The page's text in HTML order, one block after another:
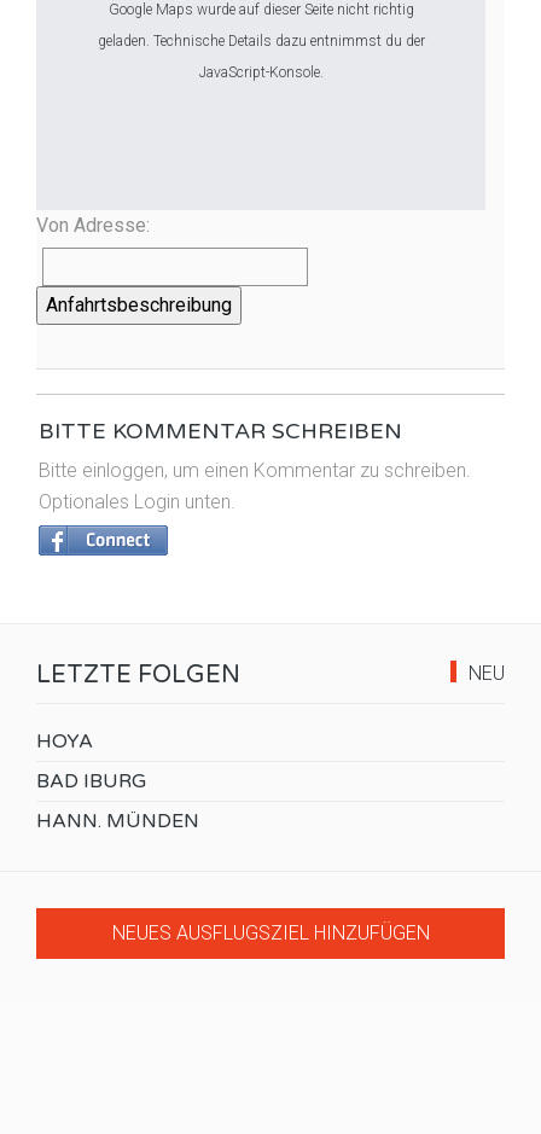
Google Maps wurde auf dieser Seite nicht richtig
geladen. Technische Details dazu entnimmst du der
JavaScript-Konsole.
Von Adresse:
Anfahrtsbeschreibung
BITTE KOMMENTAR SCHREIBEN
Bitte einloggen, um einen Kommentar zu schreiben.
Optionales Login unten.
NEU
LETZTE FOLGEN
HOYA
BAD IBURG
HANN. MÜNDEN
NEUES AUSFLUGSZIEL HINZUFÜGEN